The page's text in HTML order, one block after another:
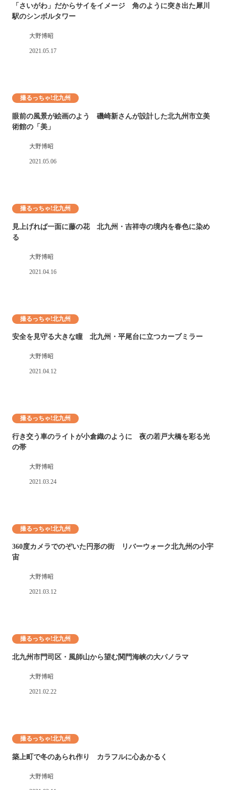
「さいがわ」だからサイをイメージ 角のように突き出た犀川
駅のシンボルタワー
大野博昭
2021.05.17
撮るっちゃ!北九州
眼前の風景が絵画のよう 磯崎新さんが設計した北九州市立美
術館の「美」
大野博昭
2021.05.06
撮るっちゃ!北九州
見上げれば一面に藤の花 北九州・吉祥寺の境内を春色に染め
る
大野博昭
2021.04.16
撮るっちゃ!北九州
安全を見守る大きな瞳 北九州・平尾台に立つカーブミラー
大野博昭
2021.04.12
撮るっちゃ!北九州
行き交う車のライトが小倉織のように 夜の若戸大橋を彩る光
の帯
大野博昭
2021.03.24
撮るっちゃ!北九州
360度カメラでのぞいた円形の街 リバーウォーク北九州の小宇
宙
大野博昭
2021.03.12
撮るっちゃ!北九州
北九州市門司区・風師山から望む関門海峡の大パノラマ
大野博昭
2021.02.22
撮るっちゃ!北九州
築上町で冬のあられ作り カラフルに心あかるく
大野博昭